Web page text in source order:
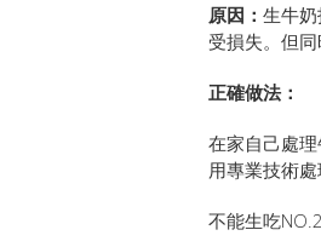
原因： 生牛
受損失。但
正確做法：
在家自己處
用專業技術處
不能生吃NO.2